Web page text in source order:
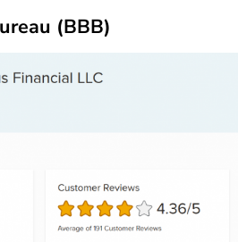
(BBB)